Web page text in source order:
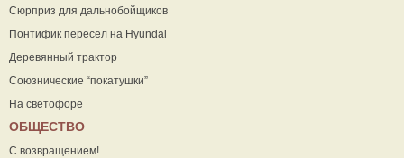
Сюрприз для дальнобойщиков
Понтифик пересел на Hyundai
Деревянный трактор
Союзнические “покатушки”
На светофоре
ОБЩЕСТВО
С возвращением!